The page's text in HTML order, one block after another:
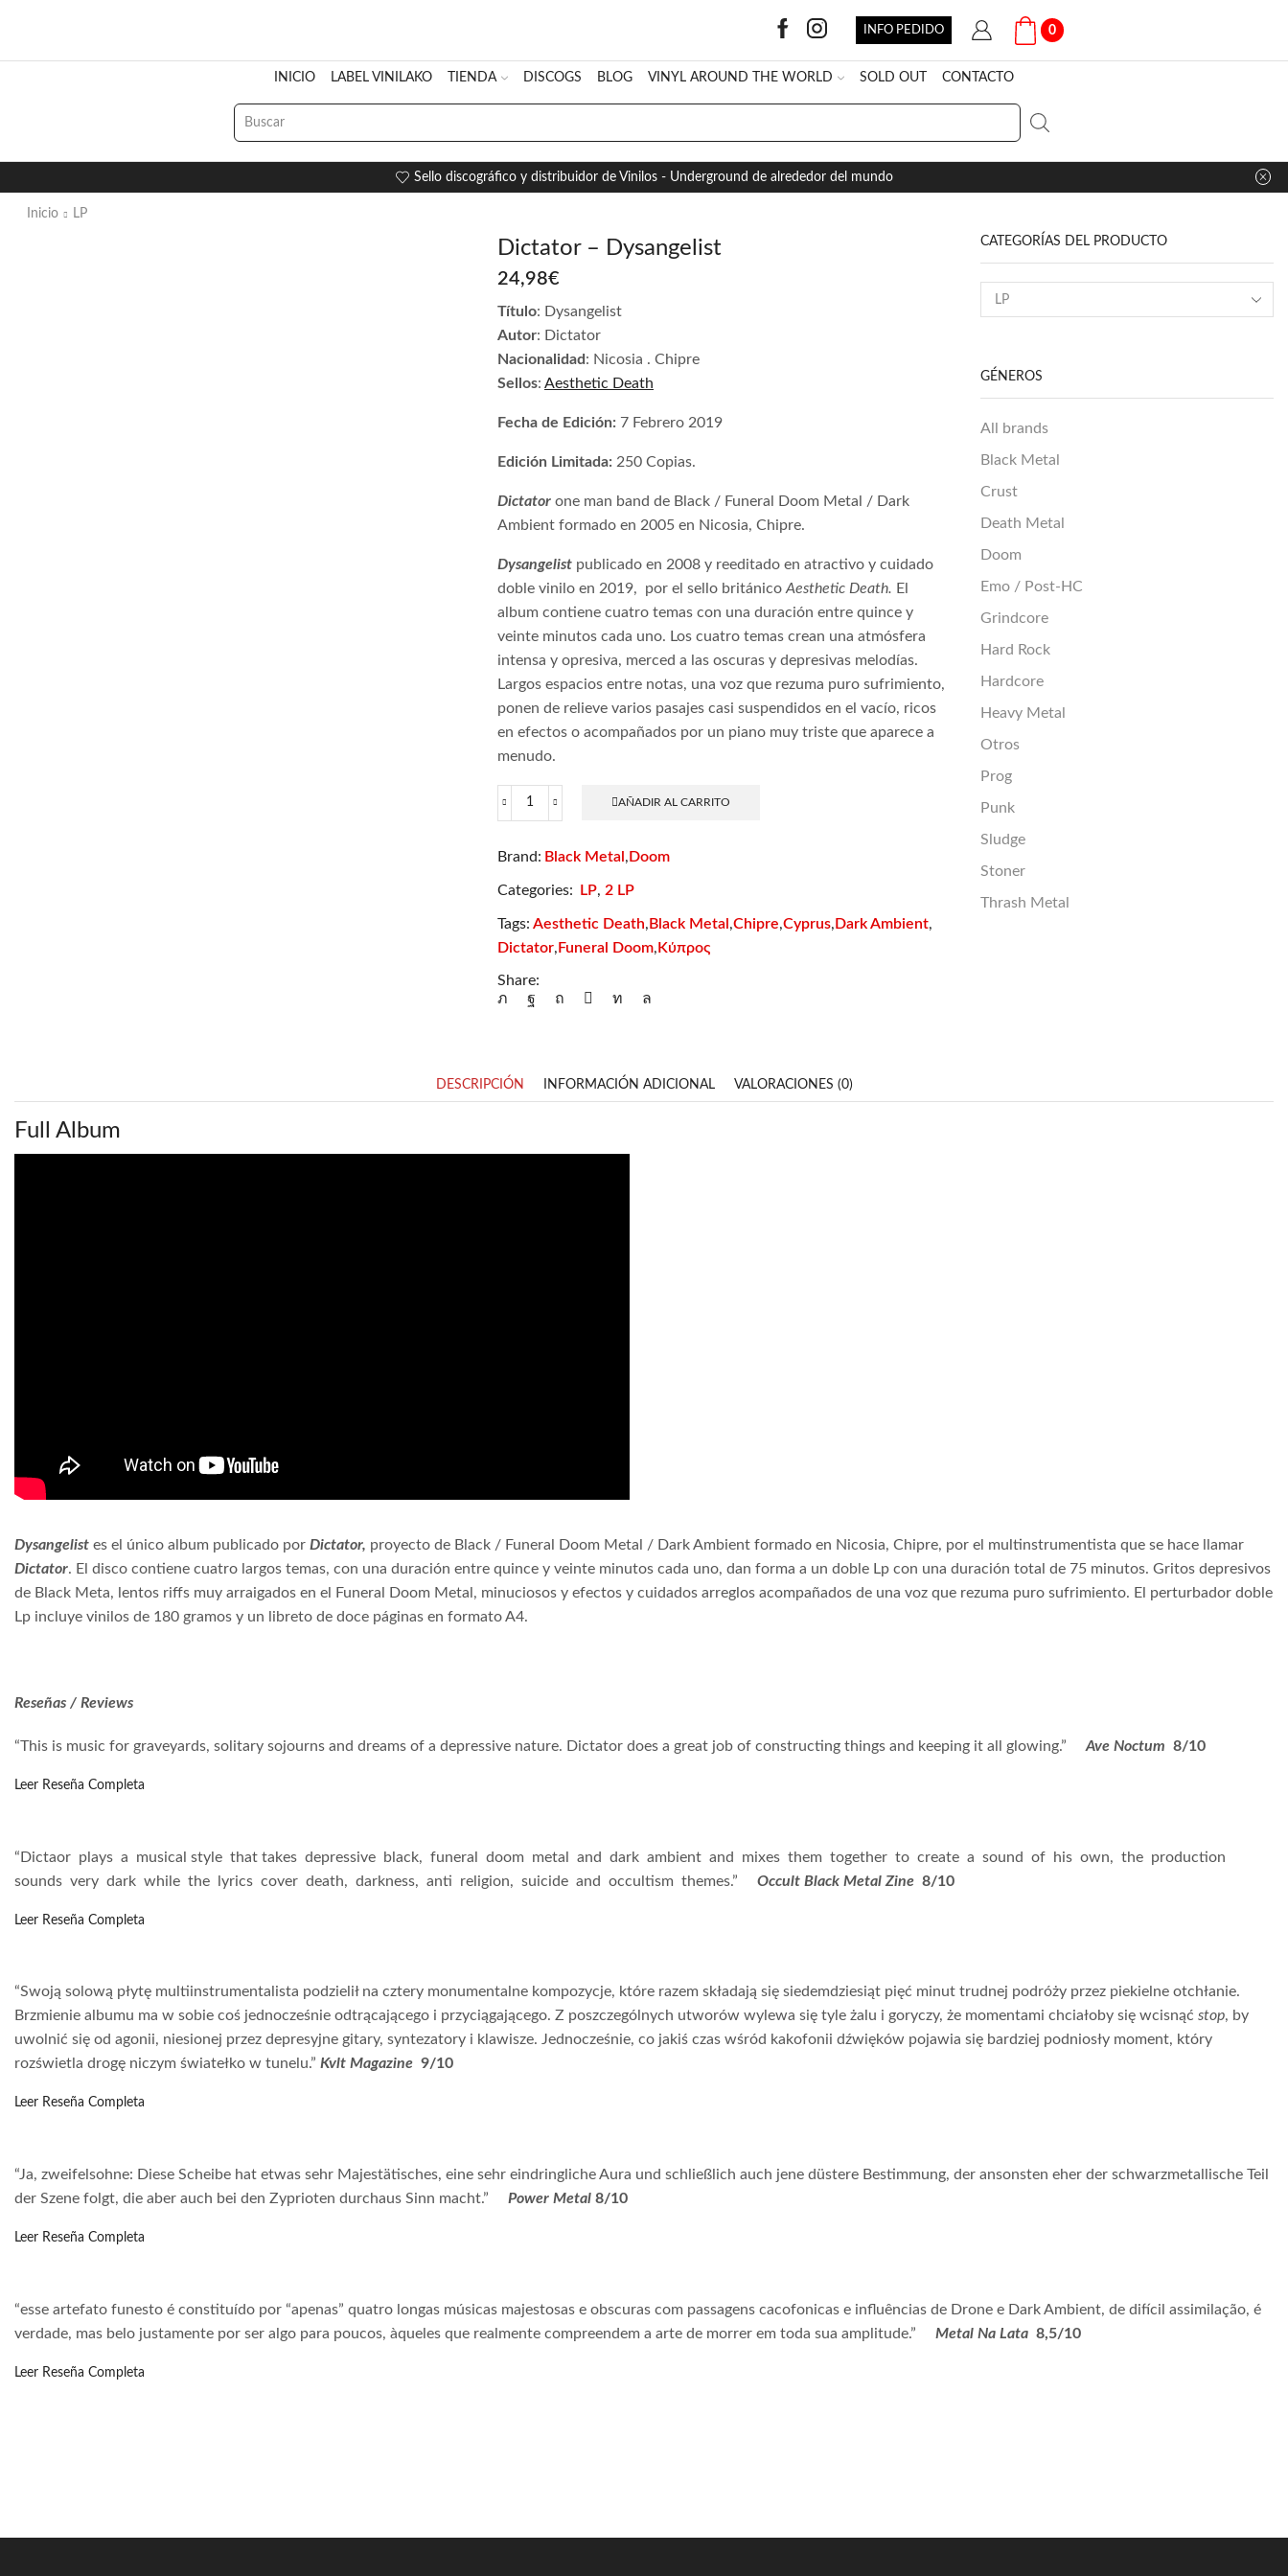
INFO PEDIDO 0
INICIO LABEL VINILAKO TIENDA DISCOGS BLOG VINYL AROUND THE WORLD SOLD OUT CONTACTO
SEARCH
INPUT
Sello discográfico y distribuidor de Vinilos - Underground de alrededor del mundo
Inicio LP
Dictator – Dysangelist
24,98€
Título: Dysangelist
Autor: Dictator
Nacionalidad : Nicosia . Chipre
Sellos: Aesthetic Death
Fecha de Edición: 7 Febrero 2019
Edición Limitada: 250 Copias.
Dictator one man band de Black / Funeral Doom Metal / Dark
Ambient formado en 2005 en Nicosia, Chipre.
Dysangelist publicado en 2008 y reeditado en atractivo y cuidado
doble vinilo en 2019,
por el sello británico Aesthetic Death. El
album contiene cuatro temas con una duración entre quince y
veinte minutos cada uno. Los cuatro temas crean una atmósfera
intensa y opresiva, merced a las oscuras y depresivas melodías.
Largos espacios entre notas, una voz que rezuma puro sufrimiento,
ponen de relieve varios pasajes casi suspendidos en el vacío, ricos
en efectos o acompañados por un piano muy triste que aparece a
menudo.
Dysangelist
AÑADIR AL CARRITO
Brand: Black Metal , Doom
Categories: LP, 2 LP
Tags: Aesthetic Death, Black Metal ,Chipre,Cyprus, Dark Ambient,
Dictator, Funeral Doom, Κύπρος
Share:
CATEGORÍAS DEL PRODUCTO
GÉNEROS
All brands
Black Metal
Crust
Death Metal
Doom
Emo / Post-HC
Grindcore
Hard Rock
Hardcore
Heavy Metal
Otros
Prog
Punk
Sludge
Stoner
Thrash Metal
DESCRIPCIÓN INFORMACIÓN ADICIONAL VALORACIONES (0)
Full Album
Dysangelist es el único album publicado por Dictator, proyecto de Black / Funeral Doom Metal / Dark Ambient formado en Nicosia, Chipre, por el multinstrumentista que se hace llamar
Dictator. El disco contiene cuatro largos temas, con una duración entre quince y veinte minutos cada uno, dan forma a un doble Lp con una duración total de 75 minutos. Gritos depresivos
de Black Meta, lentos riffs muy arraigados en el Funeral Doom Metal, minuciosos y efectos y cuidados arreglos acompañados de una voz que rezuma puro sufrimiento. El perturbador doble
Lp incluye vinilos de 180 gramos y un libreto de doce páginas en formato A4.
Reseñas / Reviews
“This is music for graveyards, solitary sojourns and dreams of a depressive nature. Dictator does a great job of constructing things and keeping it all glowing.” Ave Noctum 8/10
Leer Reseña Completa
“Dictaor plays a musical style that takes depressive black, funeral doom metal and dark ambient and mixes them together to create a sound of his own, the production
sounds very dark while the lyrics cover death, darkness, anti religion, suicide and occultism themes.”
Occult Black Metal Zine 8/10
Leer Reseña Completa
“Swoją solową płytę multiinstrumentalista podzielił na cztery monumentalne kompozycje, które razem składają się siedemdziesiąt pięć minut trudnej podróży przez piekielne otchłanie.
Brzmienie albumu ma w sobie coś jednocześnie odtrącającego i przyciągającego. Z poszczególnych utworów wylewa się tyle żalu i goryczy, że momentami chciałoby się wcisnąć stop, by
uwolnić się od agonii, niesionej przez depresyjne gitary, syntezatory i klawisze. Jednocześnie, co jakiś czas wśród kakofonii dźwięków pojawia się bardziej podniosły moment, który
rozświetla drogę niczym światełko w tunelu.” Kvlt Magazine 9/10
Leer Reseña Completa
“Ja, zweifelsohne: Diese Scheibe hat etwas sehr Majestätisches, eine sehr eindringliche Aura und schließlich auch jene düstere Bestimmung, der ansonsten eher der schwarzmetallische Teil
der Szene folgt, die aber auch bei den Zyprioten durchaus Sinn macht.”
Power Metal 8/10
Leer Reseña Completa
“esse artefato funesto é constituído por “apenas” quatro longas músicas majestosas e obscuras com passagens cacofonicas e influências de Drone e Dark Ambient, de difícil assimilação, é
verdade, mas belo justamente por ser algo para poucos, àqueles que realmente compreendem a arte de morrer em toda sua amplitude.”
Metal Na Lata 8,5/10
Leer Reseña Completa